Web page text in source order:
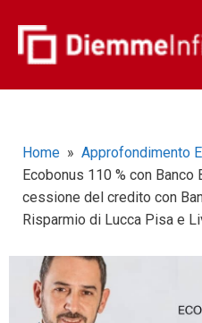
Home » Approfondimento
Ecobonus 110 % con
cessione del credito con
Risparmio di Lucca Pisa e